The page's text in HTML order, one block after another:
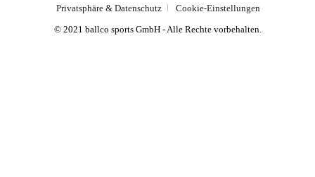
© 2021 ballco sports GmbH - Alle Rechte vorbehalten.
Privatsphäre & Datenschutz
Cookie-Einstellungen